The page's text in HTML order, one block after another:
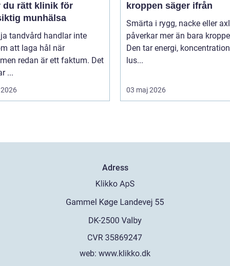
du rätt klinik för
munhälsa
tandvård handlar inte
att laga hål när
redan är ett faktum. Det
...
kroppen säger ifrån
Smärta i rygg, nacke eller
påverkar mer än bara
Den tar energi,
lus...
03 maj 2026
Adress
web: www.klikko.dk